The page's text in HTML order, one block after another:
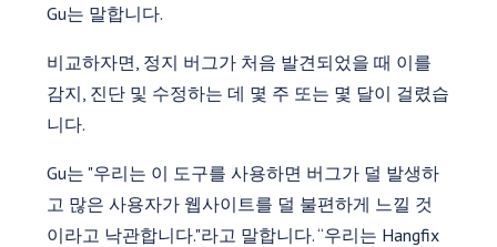
Gu는 말합니다.
비교하자면, 정지 버그가 처음 발견되었을 때 이를
감지, 진단 및 수정하는 데 몇 주 또는 몇 달이 걸렸습
니다.
Gu는 "우리는 이 도구를 사용하면 버그가 덜 발생하
고 많은 사용자가 웹사이트를 덜 불편하게 느낄 것
이라고 낙관합니다."라고 말합니다. “우리는 Hangfix